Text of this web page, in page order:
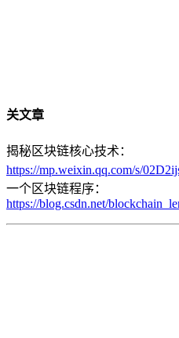
关文章
揭秘区块链核心技术：
https://mp.weixin.qq.com/s/
一个区块链程序：
https://blog.csdn.net/